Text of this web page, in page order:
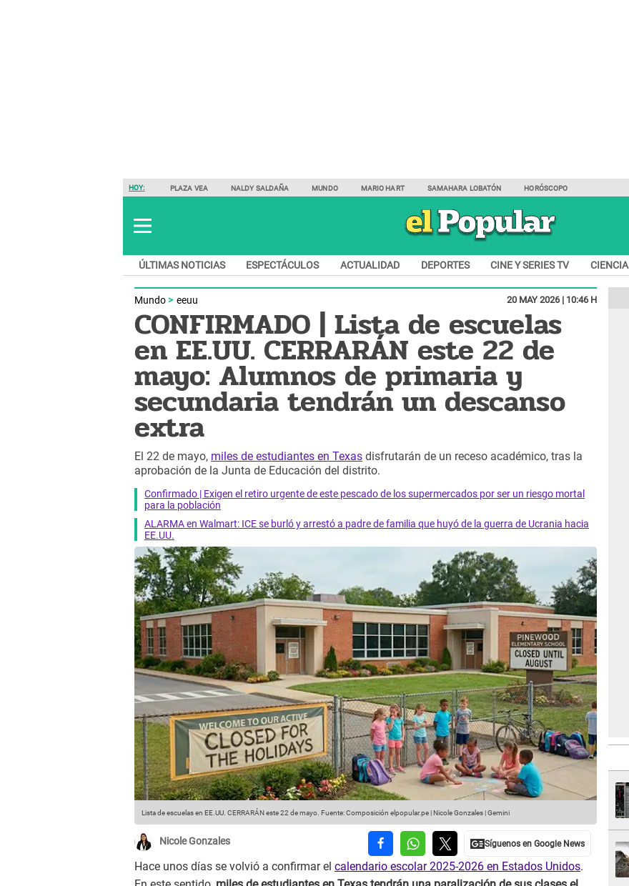
HOY: PLAZA VEA NALDY SALDAÑA MUNDO MARIO HART SAMAHARA LOBATÓN HORÓSCOPO
ÚLTIMAS NOTICIAS ESPECTÁCULOS ACTUALIDAD DEPORTES CINE Y SERIES TV CIENCIA
Mundo eeuu 20 MAY 2026 | 10:46 H
CONFIRMADO | Lista de escuelas
en EE.UU. CERRARÁN este 22 de
mayo: Alumnos de primaria y
secundaria tendrán un descanso
extra
El 22 de mayo, miles de estudiantes en Texas disfrutarán de un receso académico, tras la
aprobación de la Junta de Educación del distrito.
Confirmado | Exigen el retiro urgente de este pescado de los supermercados por ser un riesgo mortal
para la población
ALARMA en Walmart: ICE se burló y arrestó a padre de familia que huyó de la guerra de Ucrania hacia
EE.UU.
Lista de escuelas en EE.UU. CERRARÁN este 22 de mayo. Fuente: Composición elpopular.pe | Nicole Gonzales | Gemini
Nicole Gonzales
Hace unos días se volvió a confirmar el calendario escolar 2025-2026 en Estados Unidos.